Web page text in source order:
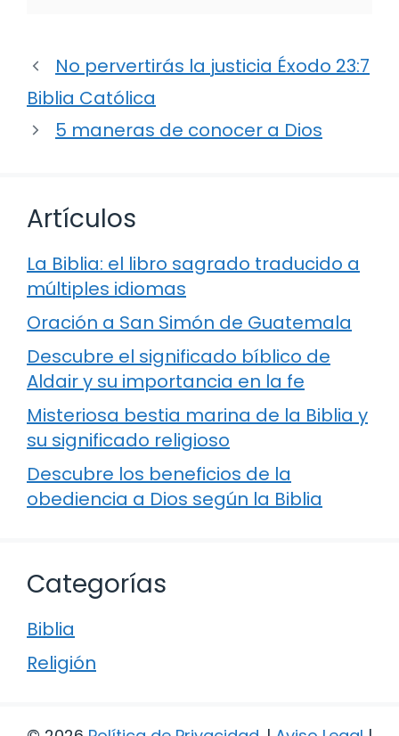
No pervertirás la justicia Éxodo 23:7
Biblia Católica
5 maneras de conocer a Dios
Artículos
La Biblia: el libro sagrado traducido a
múltiples idiomas
Oración a San Simón de Guatemala
Descubre el significado bíblico de
Aldair y su importancia en la fe
Misteriosa bestia marina de la Biblia y
su significado religioso
Descubre los beneficios de la
obediencia a Dios según la Biblia
Categorías
Biblia
Religión